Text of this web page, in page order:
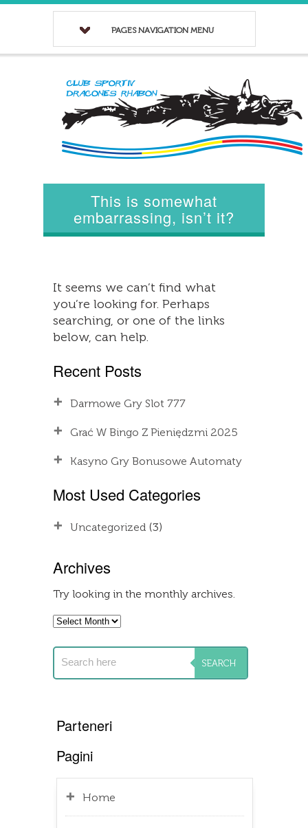
PAGES NAVIGATION MENU
This is somewhat
embarrassing, isn’t it?
It seems we can’t find what
you’re looking for. Perhaps
searching, or one of the links
below, can help.
Recent Posts
Darmowe Gry Slot 777
Grać W Bingo Z Pieniędzmi 2025
Kasyno Gry Bonusowe Automaty
Most Used Categories
Uncategorized(3)
Archives
Try looking in the monthly archives.
Archives
Parteneri
Pagini
Home